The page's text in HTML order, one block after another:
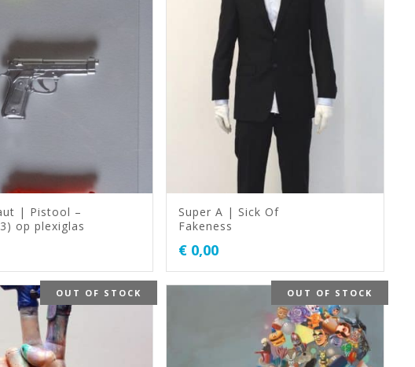
| Pistool –
op plexiglas
Super A | Sick Of
Fakeness
€ 0,00
OUT OF STOCK OUT OF STOCK